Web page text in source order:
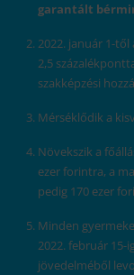
garantált
2022. január 1-től
2,5
szakképzési
Mérséklődik a
Növekszik a
ezer forintra, a
pedig 170 ezer
Minden
2022. február 15-
jövedelméből